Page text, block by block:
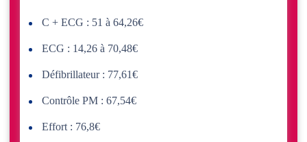
C + ECG : 51 à 64,26€
ECG : 14,26 à 70,48€
Défibrillateur : 77,61€
Contrôle PM : 67,54€
Effort : 76,8€